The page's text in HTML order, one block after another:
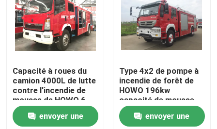
Produits
Au sujet de nous
Capacité à roues du
camion 4000L de lutte
contre l'incendie de
mousse de HOWO 6
pour la forêt
envoyer une
Type 4x2 de pompe à
incendie de forêt de
HOWO 196kw
capacité de mousse
de 6 tonnes avec la
double cabine
envoyer une